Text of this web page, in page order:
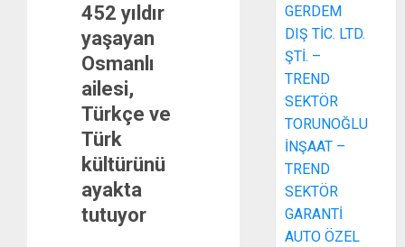
452 yıldır
yaşayan
Osmanlı
ailesi,
Türkçe ve
Türk
kültürünü
ayakta
tutuyor
GERDEM
DIŞ TİC. LTD.
ŞTİ. –
TREND
SEKTÖR
TORUNOĞLU
İNŞAAT –
TREND
SEKTÖR
GARANTİ
AUTO ÖZEL